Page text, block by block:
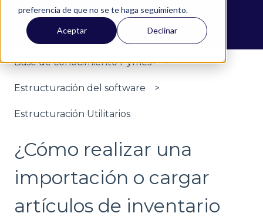
preferencia de que no se te haga seguimiento.
Aceptar Declinar
Base de conocimiento Pymes+
Estructuración del software
Estructuración Utilitarios
¿Cómo realizar una
importación o cargar
artículos de inventario